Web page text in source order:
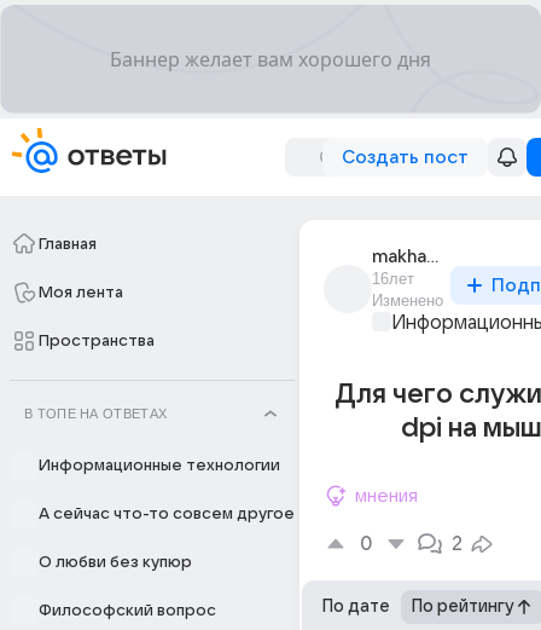
Создать пост
Главная
Моя лента
Пространства
В ТОПЕ НА ОТВЕТАХ
Информационные технологии
А сейчас что-то совсем другое
О любви без купюр
Философский вопрос
makhaon_krylatyi
16лет
Изменено
Для чего
dpi на
мнения
0 2
По дате По рейтингу